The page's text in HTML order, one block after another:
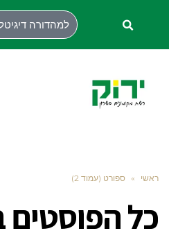
למהדורה
ראשי » ספורט (עמוד 2)
כל הפוסטים